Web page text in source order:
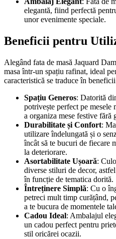
elegantă, fiind perfectă
unor evenimente speciale.
Beneficii pentru
Alegând fata de masă Jaquard
masa într-un spațiu rafinat, ideal
caracteristică se traduce în
Spațiu Generos: Datorită
potrivește perfect pe
a organiza mese festive fără
Durabilitate și Confort:
utilizare îndelungată și o
încât să te bucuri de fiecare
la deteriorare.
Asortabilitate Ușoară:
diverse stiluri de decor,
în funcție de tematica dorită.
Întreținere Simplă: Cu o
petreci mult timp curățând,
a te bucura de momentele
Cadou Ideal: Ambalajul
un cadou perfect pentru
stil oricărei ocazii.